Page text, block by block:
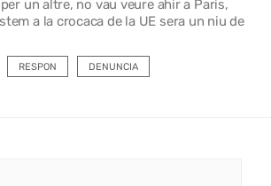
un altre, no vau veure ahir a Paris,
a la crocaca de la UE sera un niu de
RESPON DENUNCIA